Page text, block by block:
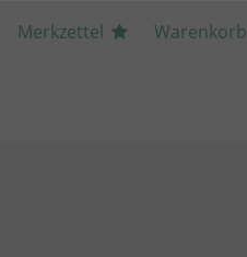
Merkzettel Warenkorb